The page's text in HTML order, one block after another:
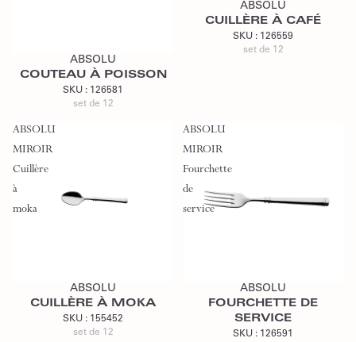
ABSOLU
COUTEAU À POISSON
SKU : 126581
set de 12
ABSOLU
CUILLÈRE À CAFÉ
SKU : 126559
set de 12
ABSOLU
MIROIR
Cuillère
à
moka
ABSOLU
CUILLÈRE À MOKA
SKU : 155452
set de 12
ABSOLU
MIROIR
Fourchette
de
service
ABSOLU
FOURCHETTE DE
SERVICE
SKU : 126591